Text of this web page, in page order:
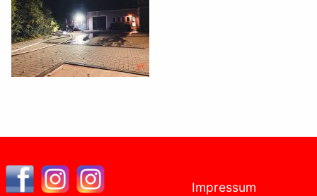
Impressum